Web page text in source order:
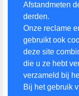
Afstandmeten
derden.
Onze reclame
gebruikt ook
deze site
die u ze hebt
verzameld bij
Bij het gebruik